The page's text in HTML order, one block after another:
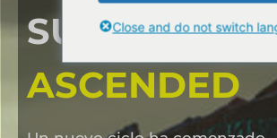
SURVIVAL
ASCENDED
Close and do not switch